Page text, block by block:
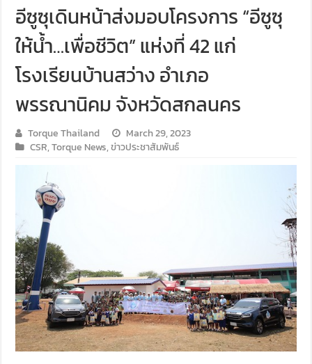
อีซูซุเดินหน้าส่งมอบโครงการ “อีซูซุ
ให้น้ำ…เพื่อชีวิต” แห่งที่ 42 แก่
โรงเรียนบ้านสว่าง อำเภอ
พรรณานิคม จังหวัดสกลนคร
Torque Thailand
March 29, 2023
CSR,Torque News,ข่าวประชาสัมพันธ์